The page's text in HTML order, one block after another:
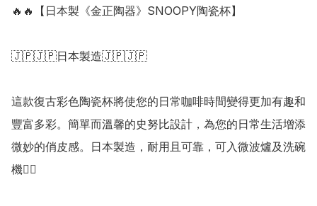
🔥🔥【日本製《金正陶器》SNOOPY陶瓷杯】
🇯🇵🇯🇵日本製造🇯🇵🇯🇵
這款復古彩色陶瓷杯將使您的日常咖啡時間變得更加有趣和
豐富多彩。簡單而溫馨的史努比設計，為您的日常生活增添
微妙的俏皮感。日本製造，耐用且可靠，可入微波爐及洗碗
機👍🏻